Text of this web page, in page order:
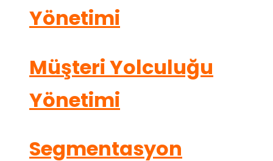
Yönetimi
Müşteri Yolculuğu
Yönetimi
Segmentasyon